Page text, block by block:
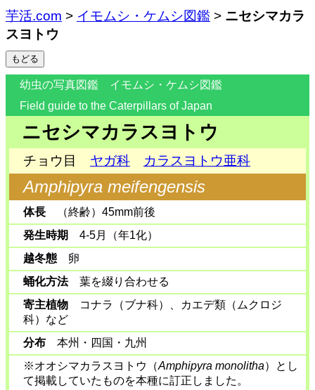
芋活.com > イモムシ・ケムシ図鑑 > ニセシマカラ
スヨトウ
幼虫の写真図鑑 イモムシ・ケムシ図鑑
Field guide to the Caterpillars of Japan
ニセシマカラスヨトウ
チョウ目 ヤガ科 カラスヨトウ亜科
Amphipyra meifengensis
体長 （終齢）45mm前後
発生時期
4-5月（年1化）
越冬態 卵
蛹化方法葉を綴り合わせる
寄主植物 コナラ（ブナ科）、カエデ類（ムクロジ
科）など
分布 本州・四国・九州
※オオシマカラスヨトウ（Amphipyra monolitha）とし
て掲載していたものを本種に訂正しました。